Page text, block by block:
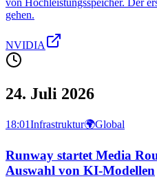
gehen.
NVIDIA
24. Juli 2026
18:01Infrastruktur🌍Global
Runway startet Media
Auswahl von KI-Modellen